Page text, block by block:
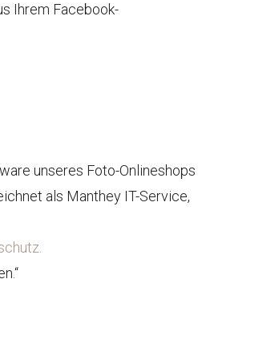
Ihrem Facebook-
unseres Foto-Onlineshops
als Manthey IT-Service,